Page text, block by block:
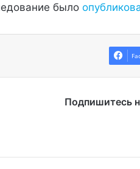
было
Подпишитесь